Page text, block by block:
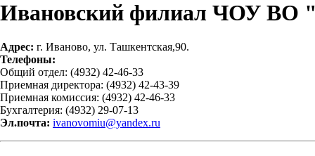
Ивановский филиал ЧОУ ВО
Адрес: г. Иваново, ул. Ташкентская,90.
Телефоны:
Общий отдел: (4932) 42-46-33
Приемная директора: (4932) 42-43-39
Приемная комиссия: (4932) 42-46-33
Бухгалтерия: (4932) 29-07-13
Эл.почта: ivanovomiu@yandex.ru